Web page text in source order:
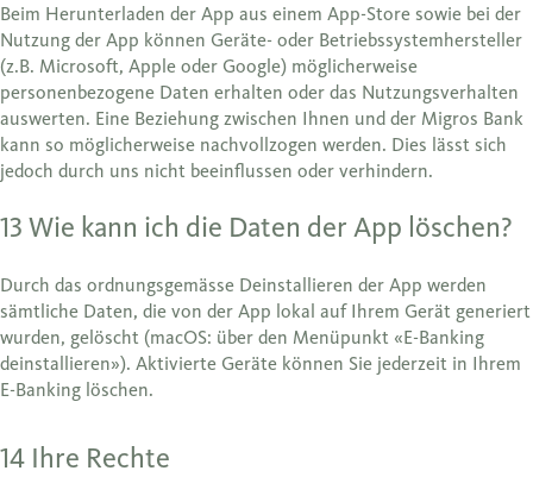
Beim Herunterladen der App aus einem App-Store sowie bei der
Nutzung der App können Geräte- oder Betriebssystemhersteller
(z.B. Microsoft, Apple oder Google) möglicherweise
personenbezogene Daten erhalten oder das Nutzungsverhalten
auswerten. Eine Beziehung zwischen Ihnen und der Migros Bank
kann so möglicherweise nachvollzogen werden. Dies lässt sich
jedoch durch uns nicht beeinflussen oder verhindern.
13 Wie kann ich die Daten der App löschen?
Durch das ordnungsgemässe Deinstallieren der App werden
sämtliche Daten, die von der App lokal auf Ihrem Gerät generiert
wurden, gelöscht (macOS: über den Menüpunkt «E-Banking
deinstallieren»). Aktivierte Geräte können Sie jederzeit in Ihrem
E-Banking löschen.
14 Ihre Rechte